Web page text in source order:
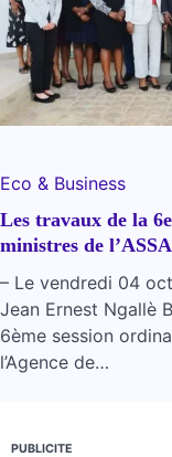
Eco & Business
Les travaux de la
ministres de
– Le vendredi 04
Jean Ernest Ngallè
6ème session
l’Agence de…
PUBLICITE